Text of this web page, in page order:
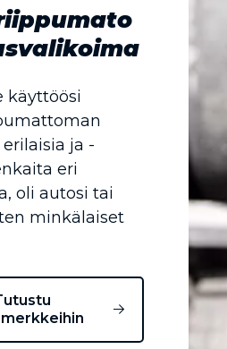
käyttöösi
ja -
eri
oli autosi tai
minkälaiset